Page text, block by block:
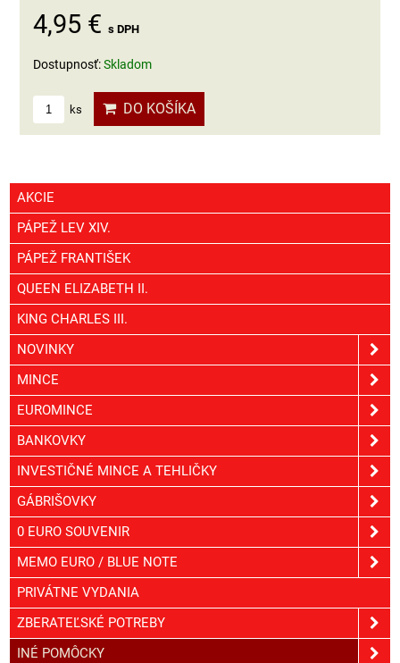
4,95 € s DPH
Dostupnosť:Skladom
ks DO KOŠÍKA
AKCIE
PÁPEŽ LEV XIV.
PÁPEŽ FRANTIŠEK
QUEEN ELIZABETH II.
KING CHARLES III.
NOVINKY
MINCE
EUROMINCE
BANKOVKY
INVESTIČNÉ MINCE A TEHLIČKY
GÁBRIŠOVKY
0 EURO SOUVENIR
MEMO EURO / BLUE NOTE
PRIVÁTNE VYDANIA
ZBERATEĽSKÉ POTREBY
INÉ POMÔCKY